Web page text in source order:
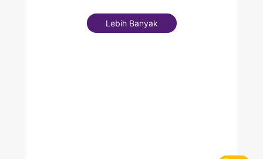
Lebih Banyak